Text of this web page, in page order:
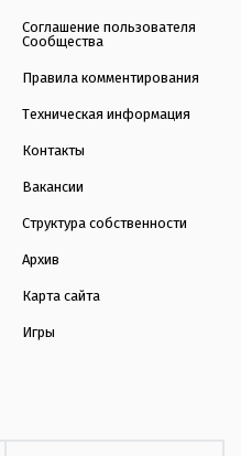
Соглашение пользователя
Сообщества
Правила комментирования
Техническая информация
Контакты
Вакансии
Структура собственности
Архив
Карта сайта
Игры